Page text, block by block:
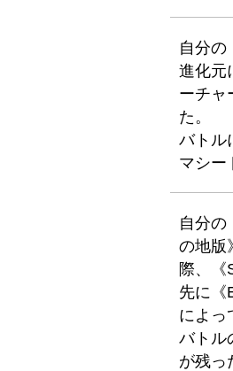
自分の
進化元
ーチャ
た。
バトル
マシー
自分の
の地版
際、《
先に《
によっ
バトル
が残っ